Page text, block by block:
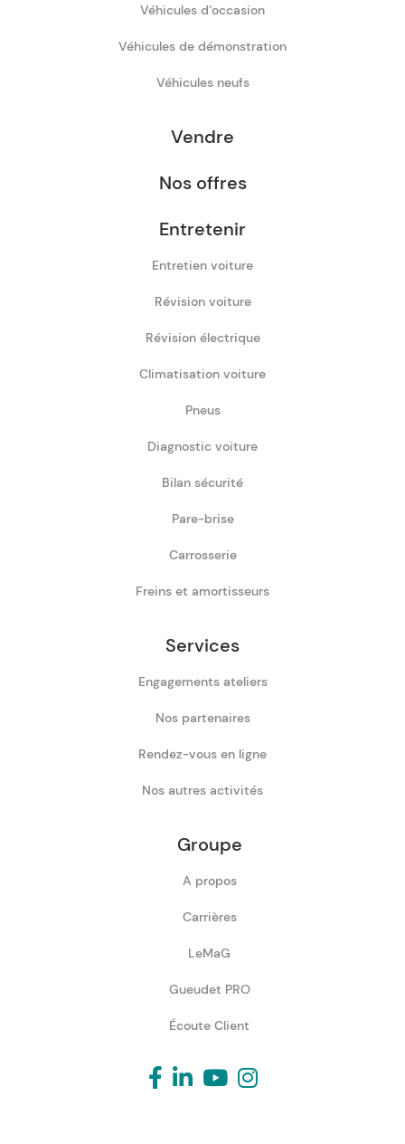
Véhicules d’occasion
Véhicules de démonstration
Véhicules neufs
Vendre
Nos offres
Entretenir
Entretien voiture
Révision voiture
Révision électrique
Climatisation voiture
Pneus
Diagnostic voiture
Bilan sécurité
Pare-brise
Carrosserie
Freins et amortisseurs
Services
Engagements ateliers
Nos partenaires
Rendez-vous en ligne
Nos autres activités
Groupe
A propos
Carrières
LeMaG
Gueudet PRO
Écoute Client